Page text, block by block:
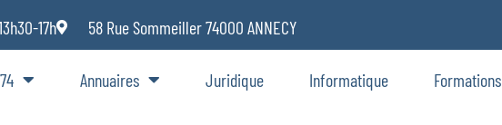
17h 58 Rue Sommeiller 74000 ANNECY
Annuaires Juridique Informatique Formations